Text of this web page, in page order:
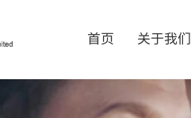
首页 关于我们